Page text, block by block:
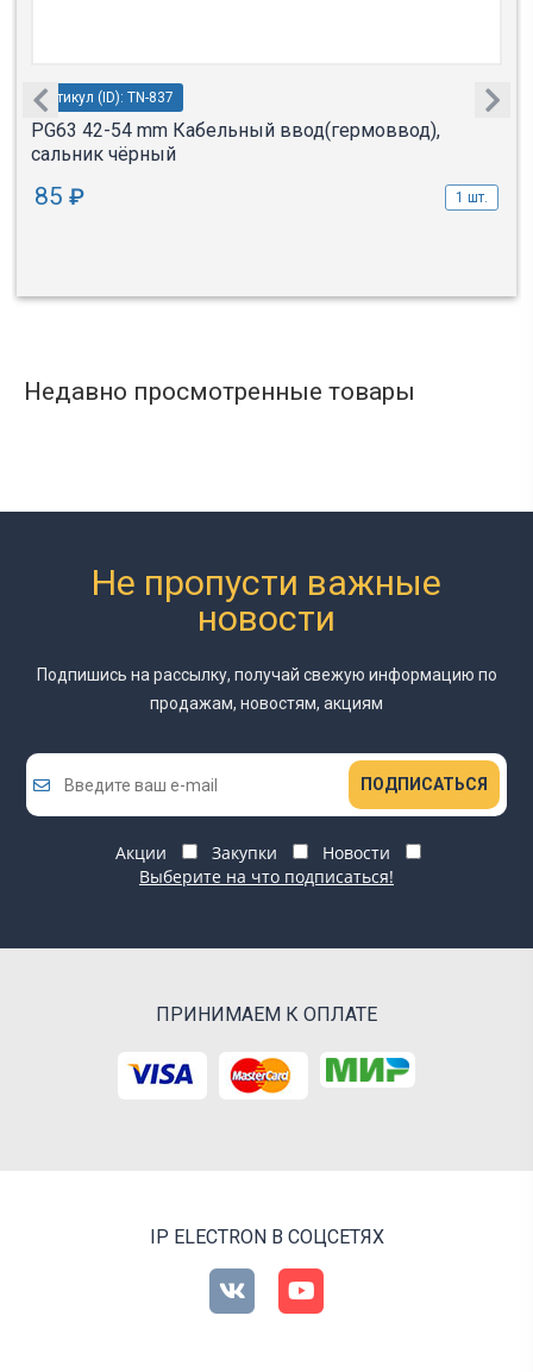
Артикул (ID): TN-837
PG63 42-54 mm Кабельный ввод(гермоввод),
сальник чёрный
85 ₽ 1 шт.
Недавно просмотренные товары
Не пропусти важные
новости
Подпишись на рассылку, получай свежую информацию по
продажам, новостям, акциям
ПОДПИСАТЬСЯ
Акции Закупки
Новости
Выберите на что подписаться!
ПРИНИМАЕМ К ОПЛАТЕ
IP ELECTRON В СОЦСЕТЯХ